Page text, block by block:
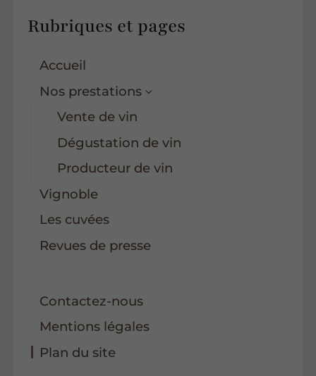
Rubriques et pages
Accueil
Nos prestations
Vente de vin
Dégustation de vin
Producteur de vin
Vignoble
Les cuvées
Revues de presse
Contactez-nous
Mentions légales
Plan du site